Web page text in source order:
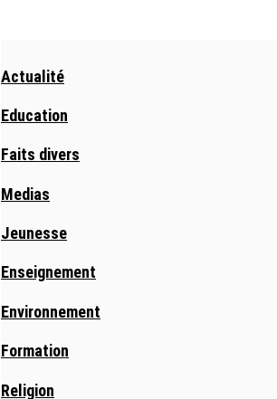
Actualité
Education
Faits divers
Medias
Jeunesse
Enseignement
Environnement
Formation
Religion